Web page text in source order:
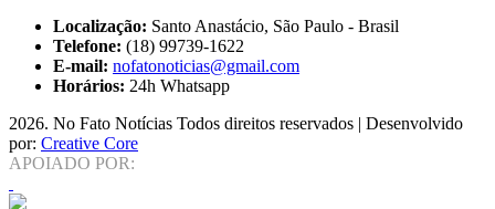
Localização: Santo Anastácio, São Paulo - Brasil
Telefone: (18) 99739-1622
E-mail: nofatonoticias@gmail.com
Horários: 24h Whatsapp
2026. No Fato Notícias Todos direitos reservados | Desenvolvido
por: Creative Core
APOIADO POR: